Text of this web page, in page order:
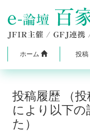
ホーム 投稿
投稿履歴 （
により以下
た）